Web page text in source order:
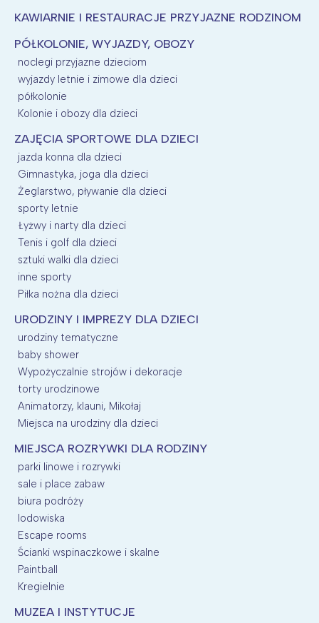
KAWIARNIE I RESTAURACJE PRZYJAZNE RODZINOM
PÓŁKOLONIE, WYJAZDY, OBOZY
noclegi przyjazne dzieciom
wyjazdy letnie i zimowe dla dzieci
półkolonie
Kolonie i obozy dla dzieci
ZAJĘCIA SPORTOWE DLA DZIECI
jazda konna dla dzieci
Gimnastyka, joga dla dzieci
Żeglarstwo, pływanie dla dzieci
sporty letnie
Łyżwy i narty dla dzieci
Tenis i golf dla dzieci
sztuki walki dla dzieci
inne sporty
Piłka nożna dla dzieci
URODZINY I IMPREZY DLA DZIECI
urodziny tematyczne
baby shower
Wypożyczalnie strojów i dekoracje
torty urodzinowe
Animatorzy, klauni, Mikołaj
Miejsca na urodziny dla dzieci
MIEJSCA ROZRYWKI DLA RODZINY
parki linowe i rozrywki
sale i place zabaw
biura podróży
lodowiska
Escape rooms
Ścianki wspinaczkowe i skalne
Paintball
Kregielnie
MUZEA I INSTYTUCJE